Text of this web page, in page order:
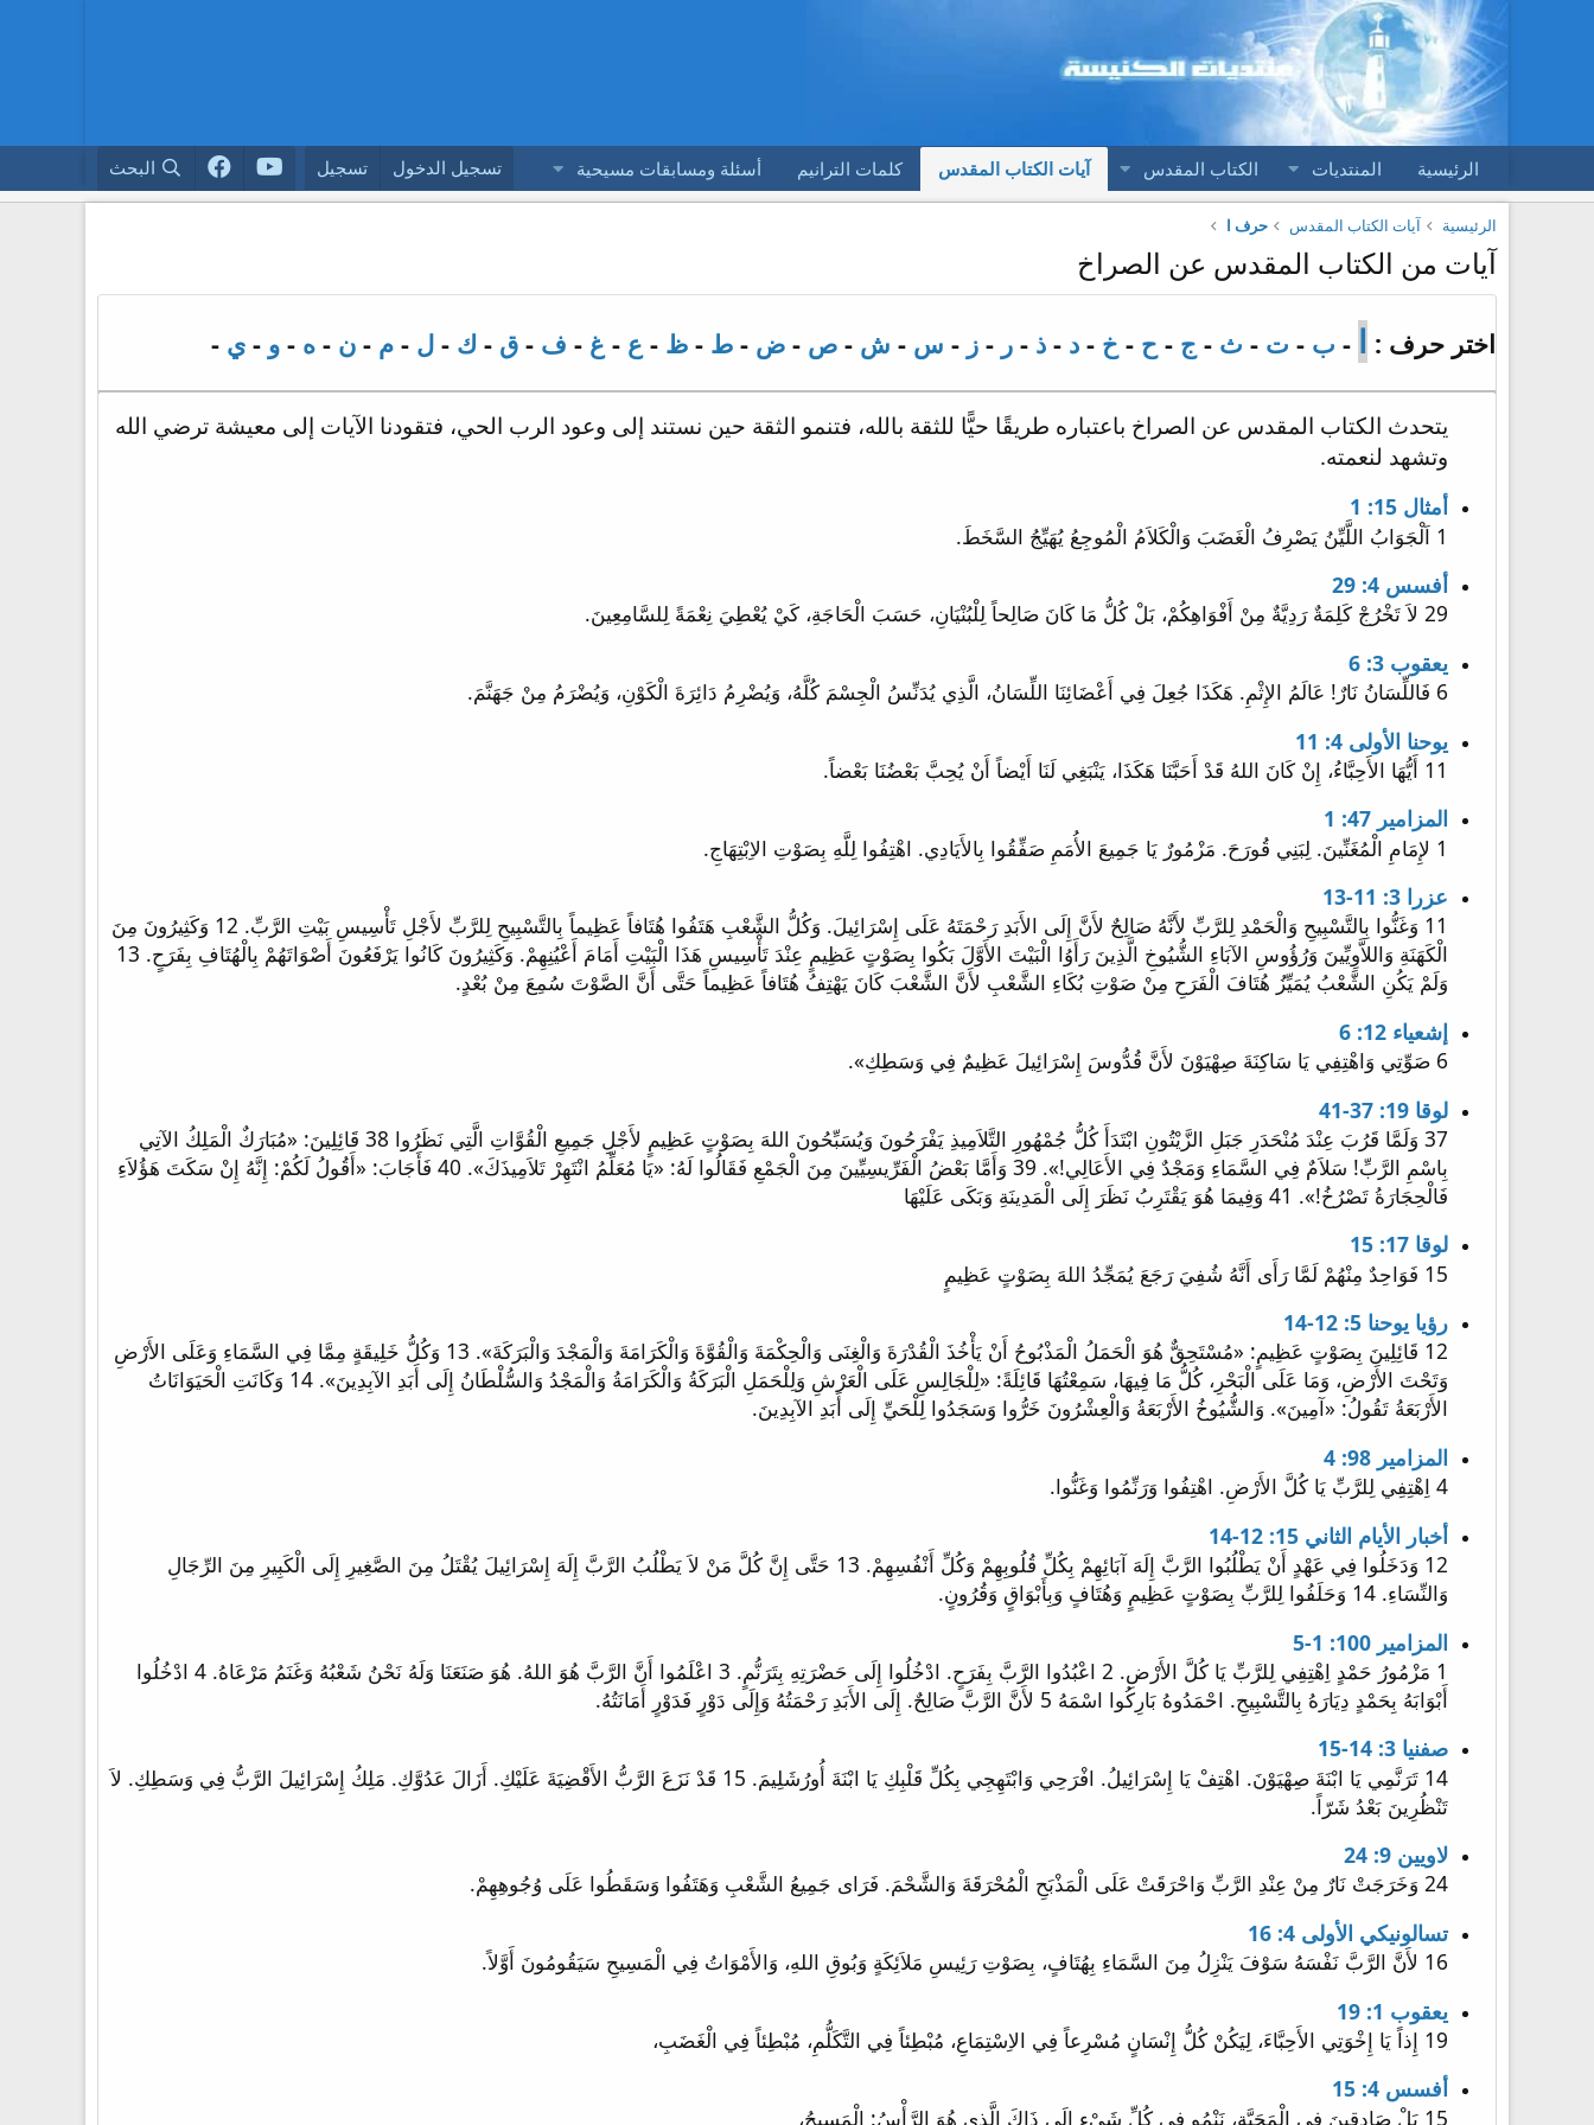
الرئيسية المنتديات الكتاب المقدس آيات الكتاب المقدس كلمات الترانيم أسئلة ومسابقات مسيحية تسجيل الدخول تسجيل البحث
الرئيسية آيات الكتاب المقدس حرف ا
آيات من الكتاب المقدس عن الصراخ
اختر حرف : ا - ب - ت - ث - ج - ح - خ - د - ذ - ر - ز - س - ش - ص - ض - ط - ظ - ع - غ - ف - ق - ك - ل - م - ن - ه - و - ي -
يتحدث الكتاب المقدس عن الصراخ باعتباره طريقًا حيًّا للثقة بالله، فتنمو الثقة حين نستند إلى وعود الرب الحي، فتقودنا الآيات إلى معيشة ترضي الله
وتشهد لنعمته.
أمثال 15: 1
1 اَلْجَوَابُ اللَّيِّنُ يَصْرِفُ الْغَضَبَ وَالْكَلاَمُ الْمُوجِعُ يُهَيِّجُ السَّخَطَ.
أفسس 4: 29
29 لاَ تَخْرُجْ كَلِمَةٌ رَدِيَّةٌ مِنْ أَفْوَاهِكُمْ، بَلْ كُلُّ مَا كَانَ صَالِحاً لِلْبُنْيَانِ، حَسَبَ الْحَاجَةِ، كَيْ يُعْطِيَ نِعْمَةً لِلسَّامِعِينَ.
يعقوب 3: 6
6 فَاللِّسَانُ نَارٌ! عَالَمُ الإِثْمِ. هَكَذَا جُعِلَ فِي أَعْضَائِنَا اللِّسَانُ، الَّذِي يُدَنِّسُ الْجِسْمَ كُلَّهُ، وَيُضْرِمُ دَائِرَةَ الْكَوْنِ، وَيُضْرَمُ مِنْ جَهَنَّمَ.
يوحنا الأولى 4: 11
11 أَيُّهَا الأَحِبَّاءُ، إِنْ كَانَ اللهُ قَدْ أَحَبَّنَا هَكَذَا، يَنْبَغِي لَنَا أَيْضاً أَنْ يُحِبَّ بَعْضُنَا بَعْضاً.
المزامير 47: 1
1 لإِمَامِ الْمُغَنِّينَ. لِبَنِي قُورَحَ. مَزْمُورٌ يَا جَمِيعَ الأُمَمِ صَفِّقُوا بِالأَيَادِي. اهْتِفُوا لِلَّهِ بِصَوْتِ الاِبْتِهَاجِ.
عزرا 3: 11-13
11 وَغَنُّوا بِالتَّسْبِيحِ وَالْحَمْدِ لِلرَّبِّ لأَنَّهُ صَالِحٌ لأَنَّ إِلَى الأَبَدِ رَحْمَتَهُ عَلَى إِسْرَائِيلَ. وَكُلُّ الشَّعْبِ هَتَفُوا هُتَافاً عَظِيماً بِالتَّسْبِيحِ لِلرَّبِّ لأَجْلِ تَأْسِيسِ بَيْتِ الرَّبِّ. 12 وَكَثِيرُونَ مِنَ
الْكَهَنَةِ وَاللاَّوِيِّينَ وَرُؤُوسِ الآبَاءِ الشُّيُوخِ الَّذِينَ رَأَوُا الْبَيْتَ الأَوَّلَ بَكُوا بِصَوْتٍ عَظِيمٍ عِنْدَ تَأْسِيسِ هَذَا الْبَيْتِ أَمَامَ أَعْيُنِهِمْ. وَكَثِيرُونَ كَانُوا يَرْفَعُونَ أَصْوَاتَهُمْ بِالْهُتَافِ بِفَرَحٍ. 13
وَلَمْ يَكُنِ الشَّعْبُ يُمَيِّزُ هُتَافَ الْفَرَحِ مِنْ صَوْتِ بُكَاءِ الشَّعْبِ لأَنَّ الشَّعْبَ كَانَ يَهْتِفُ هُتَافاً عَظِيماً حَتَّى أَنَّ الصَّوْتَ سُمِعَ مِنْ بُعْدٍ.
إشعياء 12: 6
6 صَوِّتِي وَاهْتِفِي يَا سَاكِنَةَ صِهْيَوْنَ لأَنَّ قُدُّوسَ إِسْرَائِيلَ عَظِيمٌ فِي وَسَطِكِ».
لوقا 19: 37-41
37 وَلَمَّا قَرُبَ عِنْدَ مُنْحَدَرِ جَبَلِ الزَّيْتُونِ ابْتَدَأَ كُلُّ جُمْهُورِ التَّلاَمِيذِ يَفْرَحُونَ وَيُسَبِّحُونَ اللهَ بِصَوْتٍ عَظِيمٍ لأَجْلِ جَمِيعِ الْقُوَّاتِ الَّتِي نَظَرُوا 38 قَائِلِينَ: «مُبَارَكٌ الْمَلِكُ الآتِي
بِاسْمِ الرَّبِّ! سَلاَمٌ فِي السَّمَاءِ وَمَجْدٌ فِي الأَعَالِي!». 39 وَأَمَّا بَعْضُ الْفَرِّيسِيِّينَ مِنَ الْجَمْعِ فَقَالُوا لَهُ: «يَا مُعَلِّمُ انْتَهِرْ تَلاَمِيذَكَ». 40 فَأَجَابَ: «أَقُولُ لَكُمْ: إِنَّهُ إِنْ سَكَتَ هَؤُلاَءِ
فَالْحِجَارَةُ تَصْرُخُ!». 41 وَفِيمَا هُوَ يَقْتَرِبُ نَظَرَ إِلَى الْمَدِينَةِ وَبَكَى عَلَيْهَا
لوقا 17: 15
15 فَوَاحِدٌ مِنْهُمْ لَمَّا رَأَى أَنَّهُ شُفِيَ رَجَعَ يُمَجِّدُ اللهَ بِصَوْتٍ عَظِيمٍ
رؤيا يوحنا 5: 12-14
12 قَائِلِينَ بِصَوْتٍ عَظِيمٍ: «مُسْتَحِقٌّ هُوَ الْحَمَلُ الْمَذْبُوحُ أَنْ يَأْخُذَ الْقُدْرَةَ وَالْغِنَى وَالْحِكْمَةَ وَالْقُوَّةَ وَالْكَرَامَةَ وَالْمَجْدَ وَالْبَرَكَةَ». 13 وَكُلُّ خَلِيقَةٍ مِمَّا فِي السَّمَاءِ وَعَلَى الأَرْضِ
وَتَحْتَ الأَرْضِ، وَمَا عَلَى الْبَحْرِ، كُلُّ مَا فِيهَا، سَمِعْتُهَا قَائِلَةً: «لِلْجَالِسِ عَلَى الْعَرْشِ وَلِلْحَمَلِ الْبَرَكَةُ وَالْكَرَامَةُ وَالْمَجْدُ وَالسُّلْطَانُ إِلَى أَبَدِ الآبِدِينَ». 14 وَكَانَتِ الْحَيَوَانَاتُ
الأَرْبَعَةُ تَقُولُ: «آمِينَ». وَالشُّيُوخُ الأَرْبَعَةُ وَالْعِشْرُونَ خَرُّوا وَسَجَدُوا لِلْحَيِّ إِلَى أَبَدِ الآبِدِينَ.
المزامير 98: 4
4 اِهْتِفِي لِلرَّبِّ يَا كُلَّ الأَرْضِ. اهْتِفُوا وَرَنِّمُوا وَغَنُّوا.
أخبار الأيام الثاني 15: 12-14
12 وَدَخَلُوا فِي عَهْدٍ أَنْ يَطْلُبُوا الرَّبَّ إِلَهَ آبَائِهِمْ بِكُلِّ قُلُوبِهِمْ وَكُلِّ أَنْفُسِهِمْ. 13 حَتَّى إِنَّ كُلَّ مَنْ لاَ يَطْلُبُ الرَّبَّ إِلَهَ إِسْرَائِيلَ يُقْتَلُ مِنَ الصَّغِيرِ إِلَى الْكَبِيرِ مِنَ الرِّجَالِ
وَالنِّسَاءِ. 14 وَحَلَفُوا لِلرَّبِّ بِصَوْتٍ عَظِيمٍ وَهُتَافٍ وَبِأَبْوَاقٍ وَقُرُونٍ.
المزامير 100: 1-5
1 مَزْمُورُ حَمْدٍ اِهْتِفِي لِلرَّبِّ يَا كُلَّ الأَرْضِ. 2 اعْبُدُوا الرَّبَّ بِفَرَحٍ. ادْخُلُوا إِلَى حَضْرَتِهِ بِتَرَنُّمٍ. 3 اعْلَمُوا أَنَّ الرَّبَّ هُوَ اللهُ. هُوَ صَنَعَنَا وَلَهُ نَحْنُ شَعْبُهُ وَغَنَمُ مَرْعَاهُ. 4 ادْخُلُوا
أَبْوَابَهُ بِحَمْدٍ دِيَارَهُ بِالتَّسْبِيحِ. احْمَدُوهُ بَارِكُوا اسْمَهُ 5 لأَنَّ الرَّبَّ صَالِحٌ. إِلَى الأَبَدِ رَحْمَتُهُ وَإِلَى دَوْرٍ فَدَوْرٍ أَمَانَتُهُ.
صفنيا 3: 14-15
14 تَرَنَّمِي يَا ابْنَةَ صِهْيَوْنَ. اهْتِفْ يَا إِسْرَائِيلُ. افْرَحِي وَابْتَهِجِي بِكُلِّ قَلْبِكِ يَا ابْنَةَ أُورُشَلِيمَ. 15 قَدْ نَزَعَ الرَّبُّ الأَقْضِيَةَ عَلَيْكِ. أَزَالَ عَدُوَّكِ. مَلِكُ إِسْرَائِيلَ الرَّبُّ فِي وَسَطِكِ. لاَ
تَنْظُرِينَ بَعْدُ شَرّاً.
لاويين 9: 24
24 وَخَرَجَتْ نَارٌ مِنْ عِنْدِ الرَّبِّ وَاحْرَقَتْ عَلَى الْمَذْبَحِ الْمُحْرَقَةَ وَالشَّحْمَ. فَرَاى جَمِيعُ الشَّعْبِ وَهَتَفُوا وَسَقَطُوا عَلَى وُجُوهِهِمْ.
تسالونيكي الأولى 4: 16
16 لأَنَّ الرَّبَّ نَفْسَهُ سَوْفَ يَنْزِلُ مِنَ السَّمَاءِ بِهُتَافٍ، بِصَوْتِ رَئِيسِ مَلاَئِكَةٍ وَبُوقِ اللهِ، وَالأَمْوَاتُ فِي الْمَسِيحِ سَيَقُومُونَ أَوَّلاً.
يعقوب 1: 19
19 إِذاً يَا إِخْوَتِي الأَحِبَّاءَ، لِيَكُنْ كُلُّ إِنْسَانٍ مُسْرِعاً فِي الاِسْتِمَاعِ، مُبْطِئاً فِي التَّكَلُّمِ، مُبْطِئاً فِي الْغَضَبِ،
أفسس 4: 15
15 بَلْ صَادِقِينَ فِي الْمَحَبَّةِ، نَنْمُو فِي كُلِّ شَيْءٍ إِلَى ذَاكَ الَّذِي هُوَ الرَّأْسُ: الْمَسِيحُ،